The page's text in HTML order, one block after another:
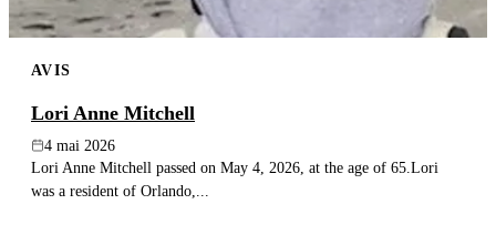
AVIS
Lori Anne Mitchell
4 mai 2026
Lori Anne Mitchell passed on May 4, 2026, at the age of 65.Lori
was a resident of Orlando,...